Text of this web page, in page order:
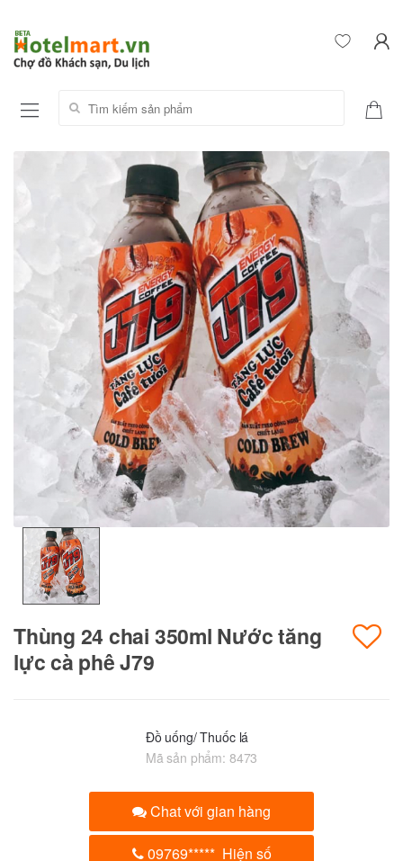
Tìm kiếm sản phẩm:
Thùng 24 chai 350ml Nước tăng
lực cà phê J79
Đồ uống/ Thuốc lá
Mã sản phẩm: 8473
Chat với gian hàng
09769***** Hiện số